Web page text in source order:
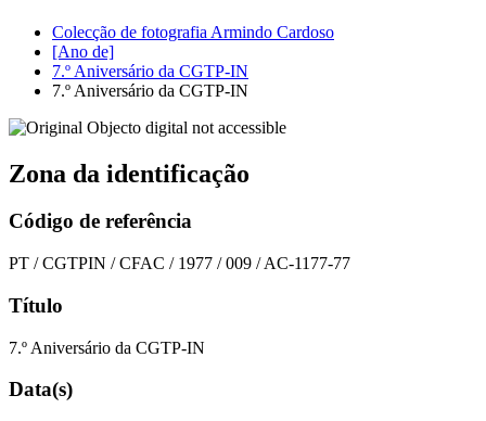
Colecção de fotografia Armindo Cardoso
[Ano de]
7.º Aniversário da CGTP-IN
7.º Aniversário da CGTP-IN
Zona da identificação
Código de referência
PT / CGTPIN / CFAC / 1977 / 009 / AC-1177-77
Título
7.º Aniversário da CGTP-IN
Data(s)